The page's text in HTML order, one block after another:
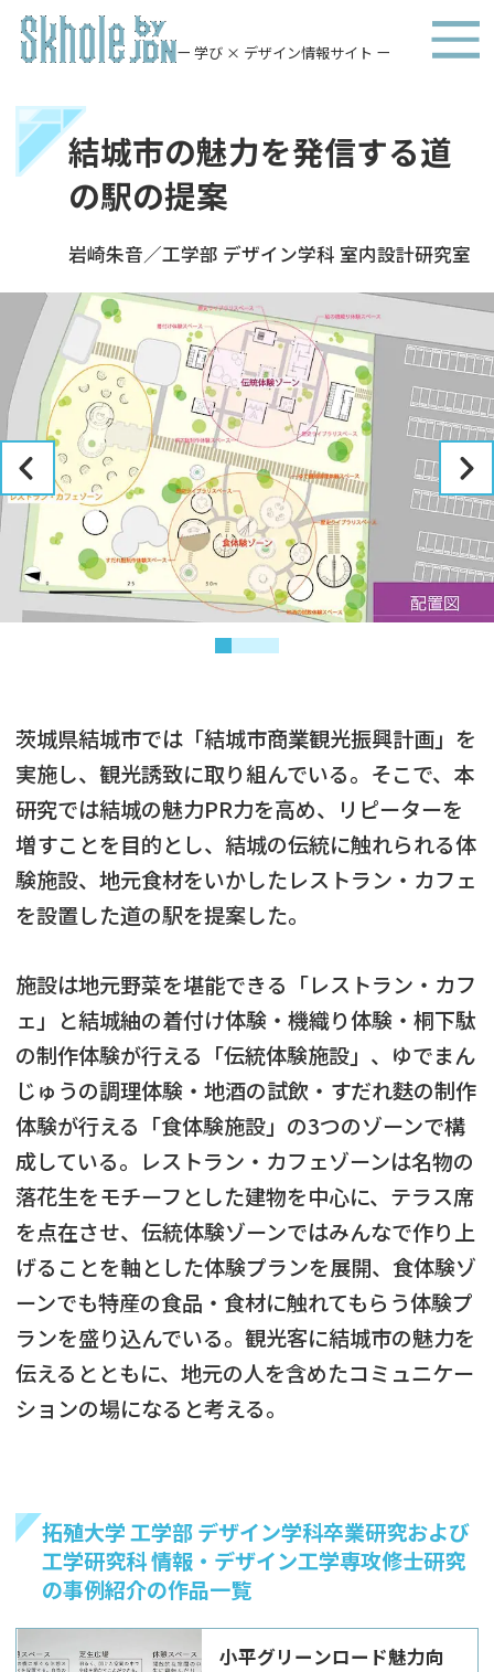
ー 学び × デザイン情報サイト ー
結城市の魅力を発信する道
の駅の提案
岩崎朱音／工学部 デザイン学科 室内設計研究室
茨城県結城市では「結城市商業観光振興計画」を
実施し、観光誘致に取り組んでいる。そこで、本
研究では結城の魅力PR力を高め、リピーターを
増すことを目的とし、結城の伝統に触れられる体
験施設、地元食材をいかしたレストラン・カフェ
を設置した道の駅を提案した。
施設は地元野菜を堪能できる「レストラン・カフ
ェ」と結城紬の着付け体験・機織り体験・桐下駄
の制作体験が行える「伝統体験施設」、ゆでまん
じゅうの調理体験・地酒の試飲・すだれ麩の制作
体験が行える「食体験施設」の3つのゾーンで構
成している。レストラン・カフェゾーンは名物の
落花生をモチーフとした建物を中心に、テラス席
を点在させ、伝統体験ゾーンではみんなで作り上
げることを軸とした体験プランを展開、食体験ゾ
ーンでも特産の食品・食材に触れてもらう体験プ
ランを盛り込んでいる。観光客に結城市の魅力を
伝えるとともに、地元の人を含めたコミュニケー
ションの場になると考える。
拓殖大学 工学部 デザイン学科卒業研究および
工学研究科 情報・デザイン工学専攻修士研究
の事例紹介の作品一覧
小平グリーンロード魅力向